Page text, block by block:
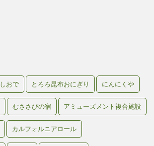
しおで とろろ昆布おにぎり にんにくや
むささびの宿 アミューズメント複合施設
カルフォルニアロール